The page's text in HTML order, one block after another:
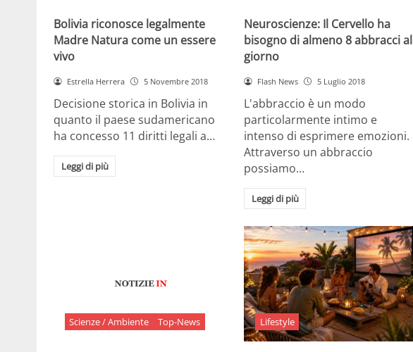
Bolivia riconosce legalmente
Madre Natura come un essere
vivo
Estrella Herrera 5 Novembre 2018
Decisione storica in Bolivia in
quanto il paese sudamericano
ha concesso 11 diritti legali a…
Leggi di più
Neuroscienze: Il Cervello ha
bisogno di almeno 8 abbracci al
giorno
Flash News 5 Luglio 2018
L'abbraccio è un modo
particolarmente intimo e
intenso di esprimere emozioni.
Attraverso un abbraccio
possiamo…
Leggi di più
Scienze / Ambiente Top-News Lifestyle